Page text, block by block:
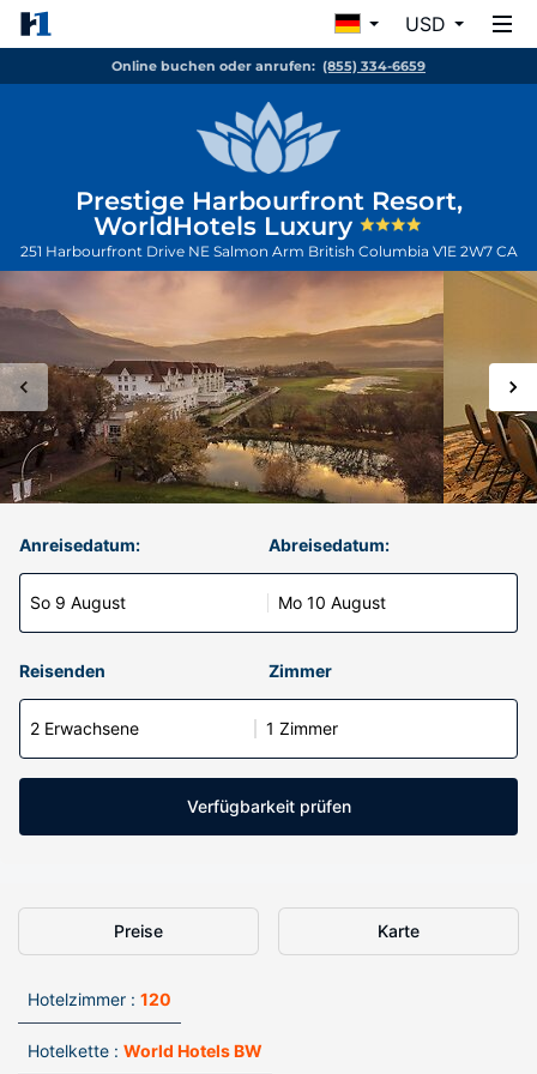
USD
Online buchen oder anrufen: (855) 334-6659
Prestige Harbourfront Resort,
WorldHotels Luxury
251 Harbourfront Drive NE Salmon Arm British Columbia V1E 2W7 CA
Anreisedatum:
So 9 August
Abreisedatum:
Mo 10 August
Reisenden Zimmer
2 Erwachsene 1 Zimmer
Verfügbarkeit prüfen
Preise Karte
Hotelzimmer : 120
Hotelkette : World Hotels BW